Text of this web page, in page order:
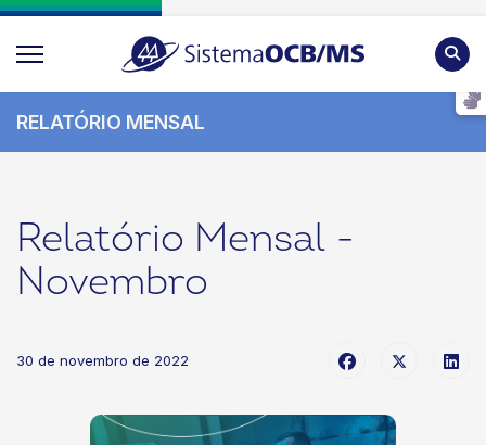
RELATÓRIO MENSAL
Relatório Mensal -
Novembro
30 de novembro de 2022